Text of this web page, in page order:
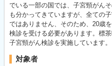
でいる一部の国では、子宮頸がん
も分かってきていますが、全ての
ではありません、そのため、20歳
検診を受ける必要があります。標
子宮頸がん検診を実施しています。
対象者